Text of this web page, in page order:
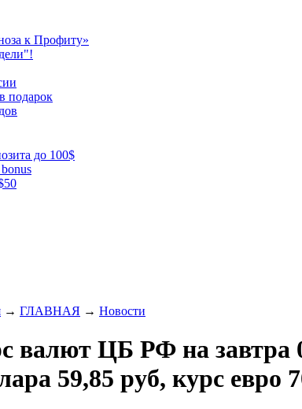
к Профиту»
подарок
до 100$
→ ГЛАВНАЯ → Новости
валют ЦБ РФ на завтра
59,85 руб, курс евро